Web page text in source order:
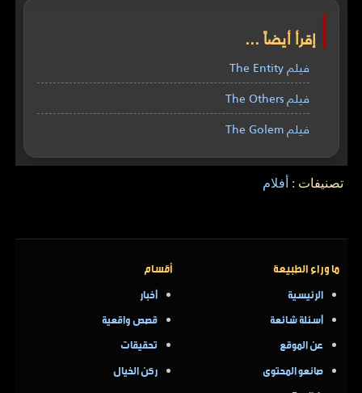
إقرأ أيضاً ...
فيلم The Entity
فيلم The Others
فيلم The Golem
تصنيفات : أفلام
ما وراء الطبيعة
الرئيسية
أسئلة شائعة
عن الموقع
صانعو المحتوى
أقسام
أخبار
قصص واقعية
تحقيقات
ركن الخيال